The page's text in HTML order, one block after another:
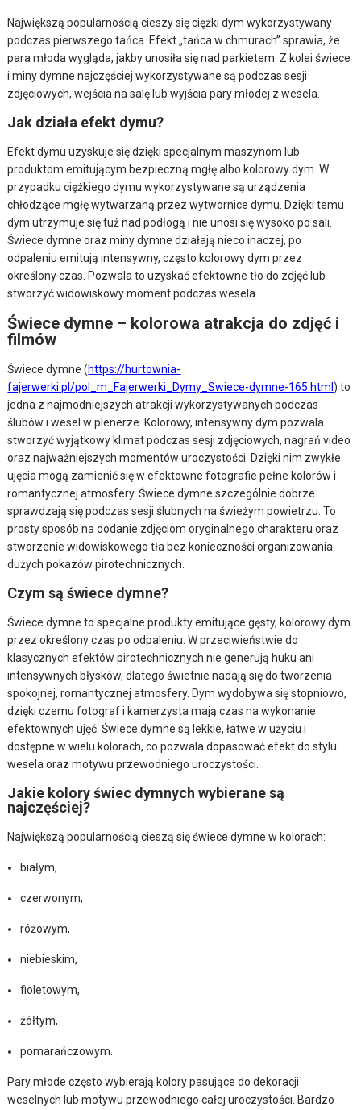
Największą popularnością cieszy się ciężki dym wykorzystywany
podczas pierwszego tańca. Efekt „tańca w chmurach” sprawia, że
para młoda wygląda, jakby unosiła się nad parkietem. Z kolei świece
i miny dymne najczęściej wykorzystywane są podczas sesji
zdjęciowych, wejścia na salę lub wyjścia pary młodej z wesela.
Jak działa efekt dymu?
Efekt dymu uzyskuje się dzięki specjalnym maszynom lub
produktom emitującym bezpieczną mgłę albo kolorowy dym. W
przypadku ciężkiego dymu wykorzystywane są urządzenia
chłodzące mgłę wytwarzaną przez wytwornice dymu. Dzięki temu
dym utrzymuje się tuż nad podłogą i nie unosi się wysoko po sali.
Świece dymne oraz miny dymne działają nieco inaczej, po
odpaleniu emitują intensywny, często kolorowy dym przez
określony czas. Pozwala to uzyskać efektowne tło do zdjęć lub
stworzyć widowiskowy moment podczas wesela.
Świece dymne – kolorowa atrakcja do zdjęć i
filmów
Świece dymne (https://hurtownia-
fajerwerki.pl/pol_m_Fajerwerki_Dymy_Swiece-dymne-165.html) to
jedna z najmodniejszych atrakcji wykorzystywanych podczas
ślubów i wesel w plenerze. Kolorowy, intensywny dym pozwala
stworzyć wyjątkowy klimat podczas sesji zdjęciowych, nagrań video
oraz najważniejszych momentów uroczystości. Dzięki nim zwykłe
ujęcia mogą zamienić się w efektowne fotografie pełne kolorów i
romantycznej atmosfery. Świece dymne szczególnie dobrze
sprawdzają się podczas sesji ślubnych na świeżym powietrzu. To
prosty sposób na dodanie zdjęciom oryginalnego charakteru oraz
stworzenie widowiskowego tła bez konieczności organizowania
dużych pokazów pirotechnicznych.
Czym są świece dymne?
Świece dymne to specjalne produkty emitujące gęsty, kolorowy dym
przez określony czas po odpaleniu. W przeciwieństwie do
klasycznych efektów pirotechnicznych nie generują huku ani
intensywnych błysków, dlatego świetnie nadają się do tworzenia
spokojnej, romantycznej atmosfery. Dym wydobywa się stopniowo,
dzięki czemu fotograf i kamerzysta mają czas na wykonanie
efektownych ujęć. Świece dymne są lekkie, łatwe w użyciu i
dostępne w wielu kolorach, co pozwala dopasować efekt do stylu
wesela oraz motywu przewodniego uroczystości.
Jakie kolory świec dymnych wybierane są
najczęściej?
Największą popularnością cieszą się świece dymne w kolorach:
białym,
czerwonym,
różowym,
niebieskim,
fioletowym,
żółtym,
pomarańczowym.
Pary młode często wybierają kolory pasujące do dekoracji
weselnych lub motywu przewodniego całej uroczystości. Bardzo